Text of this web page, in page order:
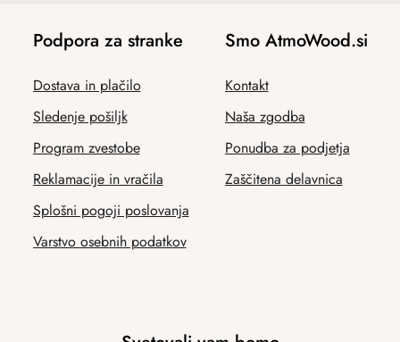
Podpora za stranke
Dostava in plačilo
Sledenje pošiljk
Program zvestobe
Reklamacije in vračila
Splošni pogoji poslovanja
Varstvo osebnih podatkov
Smo AtmoWood.si
Kontakt
Naša zgodba
Ponudba za podjetja
Zaščitena delavnica